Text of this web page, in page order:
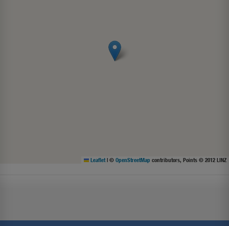
Leaflet | © OpenStreetMap contributors, Points © 2012 LINZ